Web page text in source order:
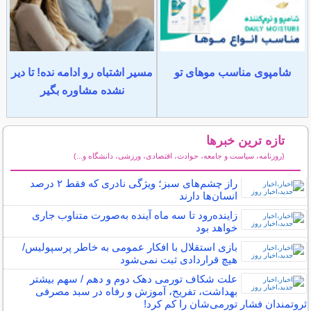
شامپوی مناسب موهای تو
مسیر اشتباه رو ادامه نده! تا دیر
نشده مشاوره بگیر
تازه ترین خبرها
(روزنامه، سیاست و جامعه، حوادث، اقتصادی، ورزشی، دانشگاه و...)
راز چشم‌های سبز؛ ویژگی نادری که فقط ۲ درصد
انسان‌ها دارند
زاینده‌رود تا سه ماه آینده به‌صورت متناوب جاری
خواهد بود
بازی استقلال با افکار عمومی به خاطر پرسپولیس/
هیچ قراردادی ثبت نمی‌شود
علت شکاف تورمی دهک دوم و دهم / سهم بیشتر
بهداشت، تفریح، آموزش و رفاه در سبد مصرفی
ثروتمندان فشار تورمی‌شان را کم کرد!